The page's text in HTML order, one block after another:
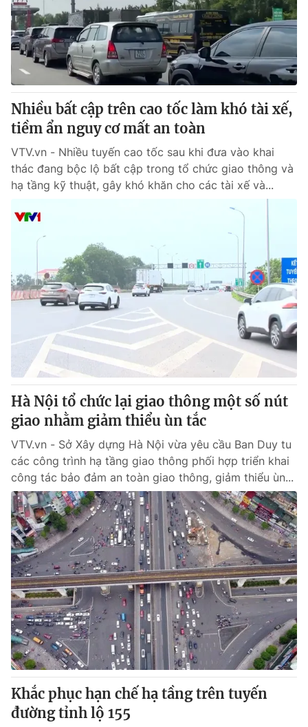
Nhiều bất cập trên cao tốc làm khó tài xế,
tiềm ẩn nguy cơ mất an toàn
VTV.vn - Nhiều tuyến cao tốc sau khi đưa vào khai
thác đang bộc lộ bất cập trong tổ chức giao thông và
hạ tầng kỹ thuật, gây khó khăn cho các tài xế và...
Hà Nội tổ chức lại giao thông một số nút
giao nhằm giảm thiểu ùn tắc
VTV.vn - Sở Xây dựng Hà Nội vừa yêu cầu Ban Duy tu
các công trình hạ tầng giao thông phối hợp triển khai
công tác bảo đảm an toàn giao thông, giảm thiểu ùn...
Khắc phục hạn chế hạ tầng trên tuyến
đường tỉnh lộ 155